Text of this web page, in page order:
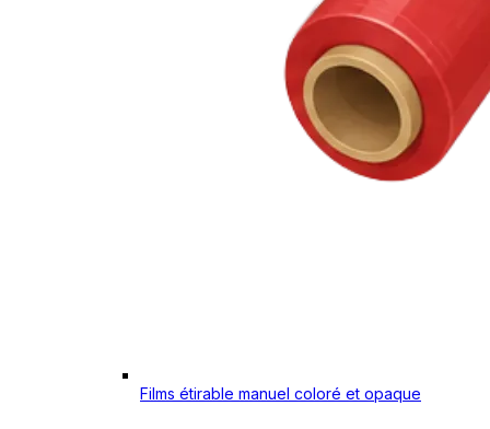
Films étirable manuel coloré et opaque